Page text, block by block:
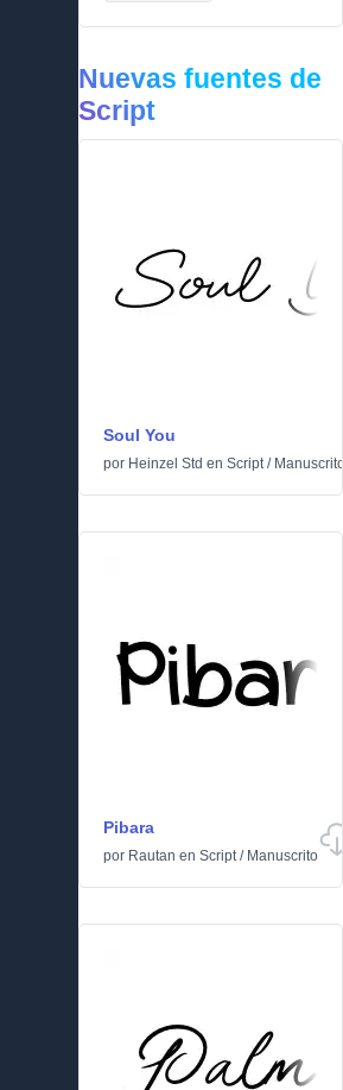
Nuevas fuentes de
Script
Soul You
por Heinzel Std en Script/
Pibara
por Rautan en Script/ Manuscrito